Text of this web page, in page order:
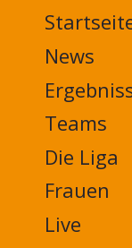
MAIN
NAVIGATION
FOOTER
News
Teams
Die Liga
Frauen
Live